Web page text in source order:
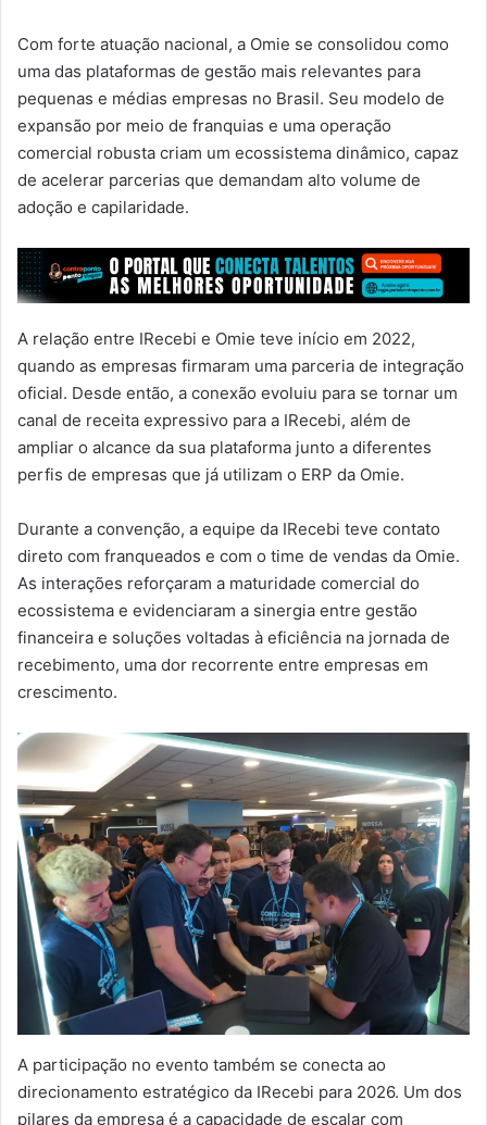
Com forte atuação nacional, a Omie se consolidou como
uma das plataformas de gestão mais relevantes para
pequenas e médias empresas no Brasil. Seu modelo de
expansão por meio de franquias e uma operação
comercial robusta criam um ecossistema dinâmico, capaz
de acelerar parcerias que demandam alto volume de
adoção e capilaridade.
A relação entre IRecebi e Omie teve início em 2022,
quando as empresas firmaram uma parceria de integração
oficial. Desde então, a conexão evoluiu para se tornar um
canal de receita expressivo para a IRecebi, além de
ampliar o alcance da sua plataforma junto a diferentes
perfis de empresas que já utilizam o ERP da Omie.
Durante a convenção, a equipe da IRecebi teve contato
direto com franqueados e com o time de vendas da Omie.
As interações reforçaram a maturidade comercial do
ecossistema e evidenciaram a sinergia entre gestão
financeira e soluções voltadas à eficiência na jornada de
recebimento, uma dor recorrente entre empresas em
crescimento.
A participação no evento também se conecta ao
direcionamento estratégico da IRecebi para 2026. Um dos
pilares da empresa é a capacidade de escalar com